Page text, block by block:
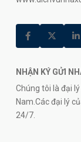
NHẬN KÝ GỬI
Chúng tôi là đại
Nam.Các đại lý
24/7.